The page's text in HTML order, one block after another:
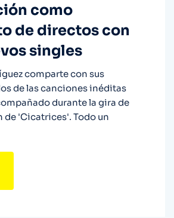
como
de directos con
singles
comparte con sus
de las canciones inéditas
durante la gira de
de 'Cicatrices'. Todo un